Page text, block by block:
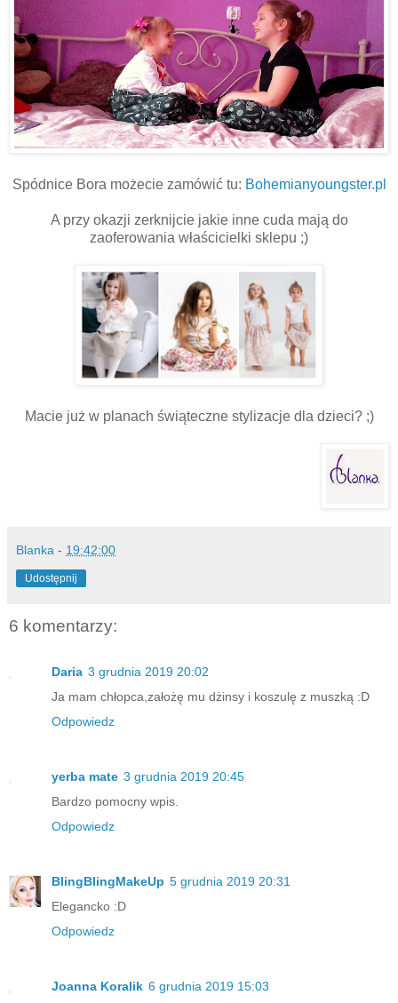
Spódnice Bora możecie zamówić tu: Bohemianyoungster.pl
A przy okazji zerknijcie jakie inne cuda mają do
zaoferowania właścicielki sklepu ;)
Macie już w planach świąteczne stylizacje dla dzieci? ;)
Blanka - 19:42:00
Udostępnij
6 komentarzy:
Daria 3 grudnia 2019 20:02
Ja mam chłopca,założę mu dżinsy i koszulę z muszką :D
Odpowiedz
yerba mate 3 grudnia 2019 20:45
Bardzo pomocny wpis.
Odpowiedz
BlingBlingMakeUp 5 grudnia 2019 20:31
Elegancko :D
Odpowiedz
Joanna Koralik 6 grudnia 2019 15:03